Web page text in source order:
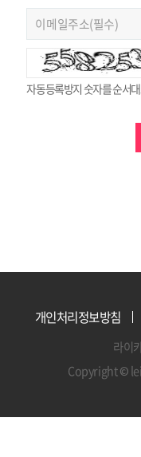
자동등록방지 숫자를 순서
개인처리정보방침
라이
Copyright ©